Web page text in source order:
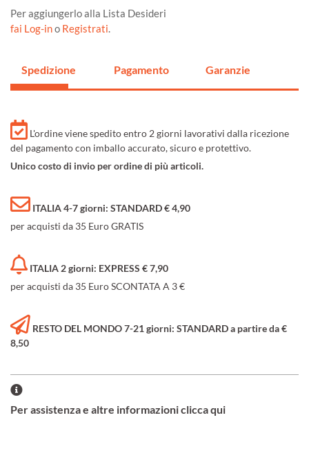
Per aggiungerlo alla Lista Desideri
fai Log-ino Registrati.
Spedizione Pagamento Garanzie
L'ordine viene spedito entro 2 giorni lavorativi dalla ricezione
del pagamento con imballo accurato, sicuro e protettivo.
Unico costo di invio per ordine di più articoli.
ITALIA 4-7 giorni: STANDARD € 4,90
per acquisti da 35 Euro GRATIS
ITALIA 2 giorni: EXPRESS € 7,90
per acquisti da 35 Euro SCONTATA A 3 €
RESTO DEL MONDO 7-21 giorni: STANDARD a partire da €
8,50
Per assistenza e altre informazioni clicca qui